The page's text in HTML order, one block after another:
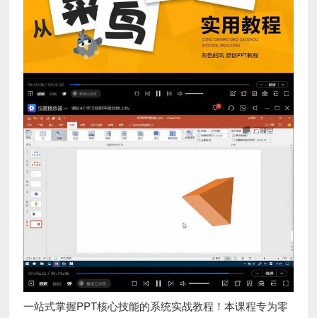
一站式掌握PPT核心技能的系统实战教程！本课程专为零